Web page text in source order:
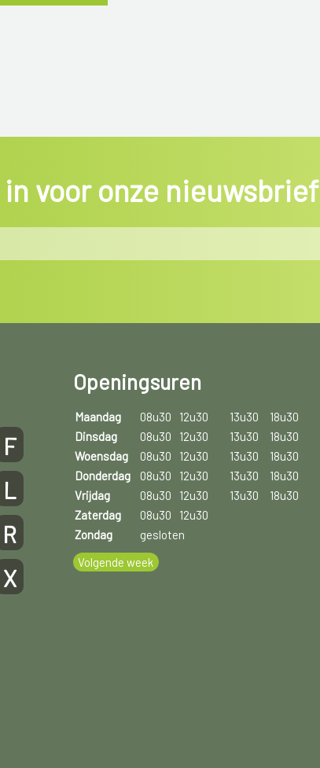
voor onze nieuwsbrief
F
L
R
X
Openingsuren
Maandag 08u30 12u30 13u30
18u30
Dinsdag
08u30 12u30 13u30
18u30
Woensdag
08u30 12u30 13u30
18u30
Donderdag
08u30 12u30 13u30
18u30
Vrijdag
08u30 12u30 13u30
18u30
Zaterdag
08u30
12u30
Zondag
gesloten
Volgende week